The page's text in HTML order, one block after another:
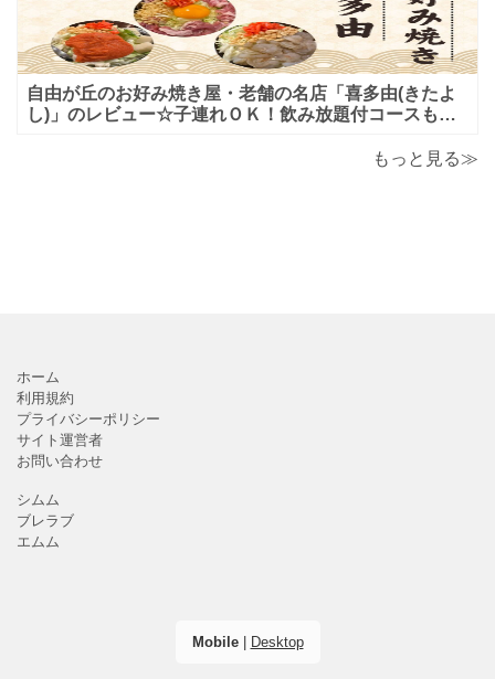
自由が丘のお好み焼き屋・老舗の名店「喜多由(きたよ
し)」のレビュー☆子連れＯＫ！飲み放題付コースも！
もっと見る≫
ホーム
利用規約
プライバシーポリシー
サイト運営者
お問い合わせ
シムム
ブレラブ
エムム
Mobile| Desktop